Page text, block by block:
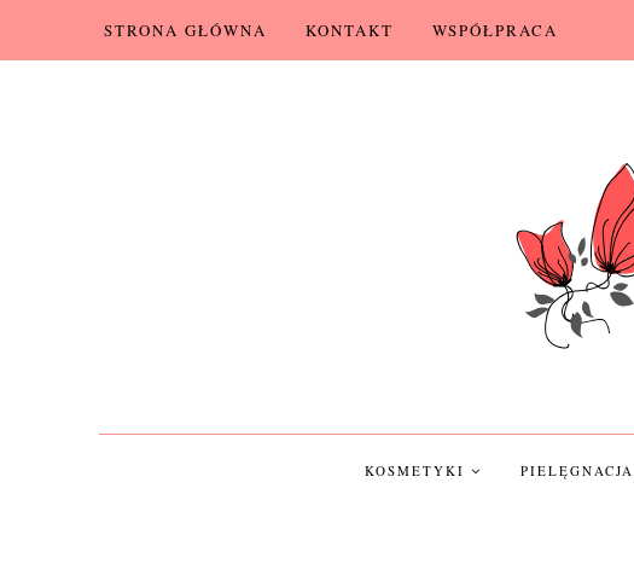
STRONA GŁÓWNA KONTAKT WSPÓŁPRACA
KOSMETYKI PIELĘGNACJA